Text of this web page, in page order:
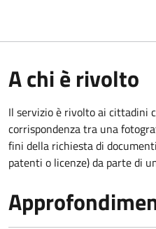
A chi è rivolto
Il servizio è rivolto ai cittadini
corrispondenza tra una
fini della richiesta di
patenti o licenze) da parte di